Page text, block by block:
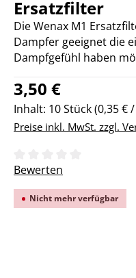
Ersatzfilter
Die Wenax M1
Dampfer geeignet die
Dampfgefühl haben
Regulärer Preis:
3,50 €
Inhalt: 10 Stück(0,35 €
Preise inkl. MwSt. zzgl.
Durchschnittliche
Bewerten
Nicht mehr verfügbar